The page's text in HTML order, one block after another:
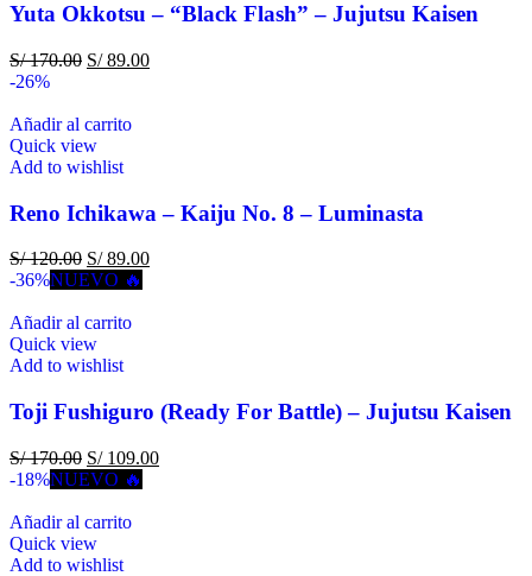
Yuta Okkotsu – “Black Flash” – Jujutsu Kaisen
S/170.00 S/89.00
-26%
Añadir al carrito
Quick view
Add to wishlist
Reno Ichikawa – Kaiju No. 8 – Luminasta
S/120.00 S/89.00
-36%NUEVO 🔥
Añadir al carrito
Quick view
Add to wishlist
Toji Fushiguro (Ready For Battle) – Jujutsu Kaisen
S/170.00 S/109.00
-18%NUEVO 🔥
Añadir al carrito
Quick view
Add to wishlist